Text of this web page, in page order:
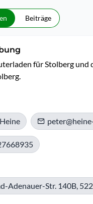
Beiträge
für Stolberg und
Adenauer-Str. 140B,